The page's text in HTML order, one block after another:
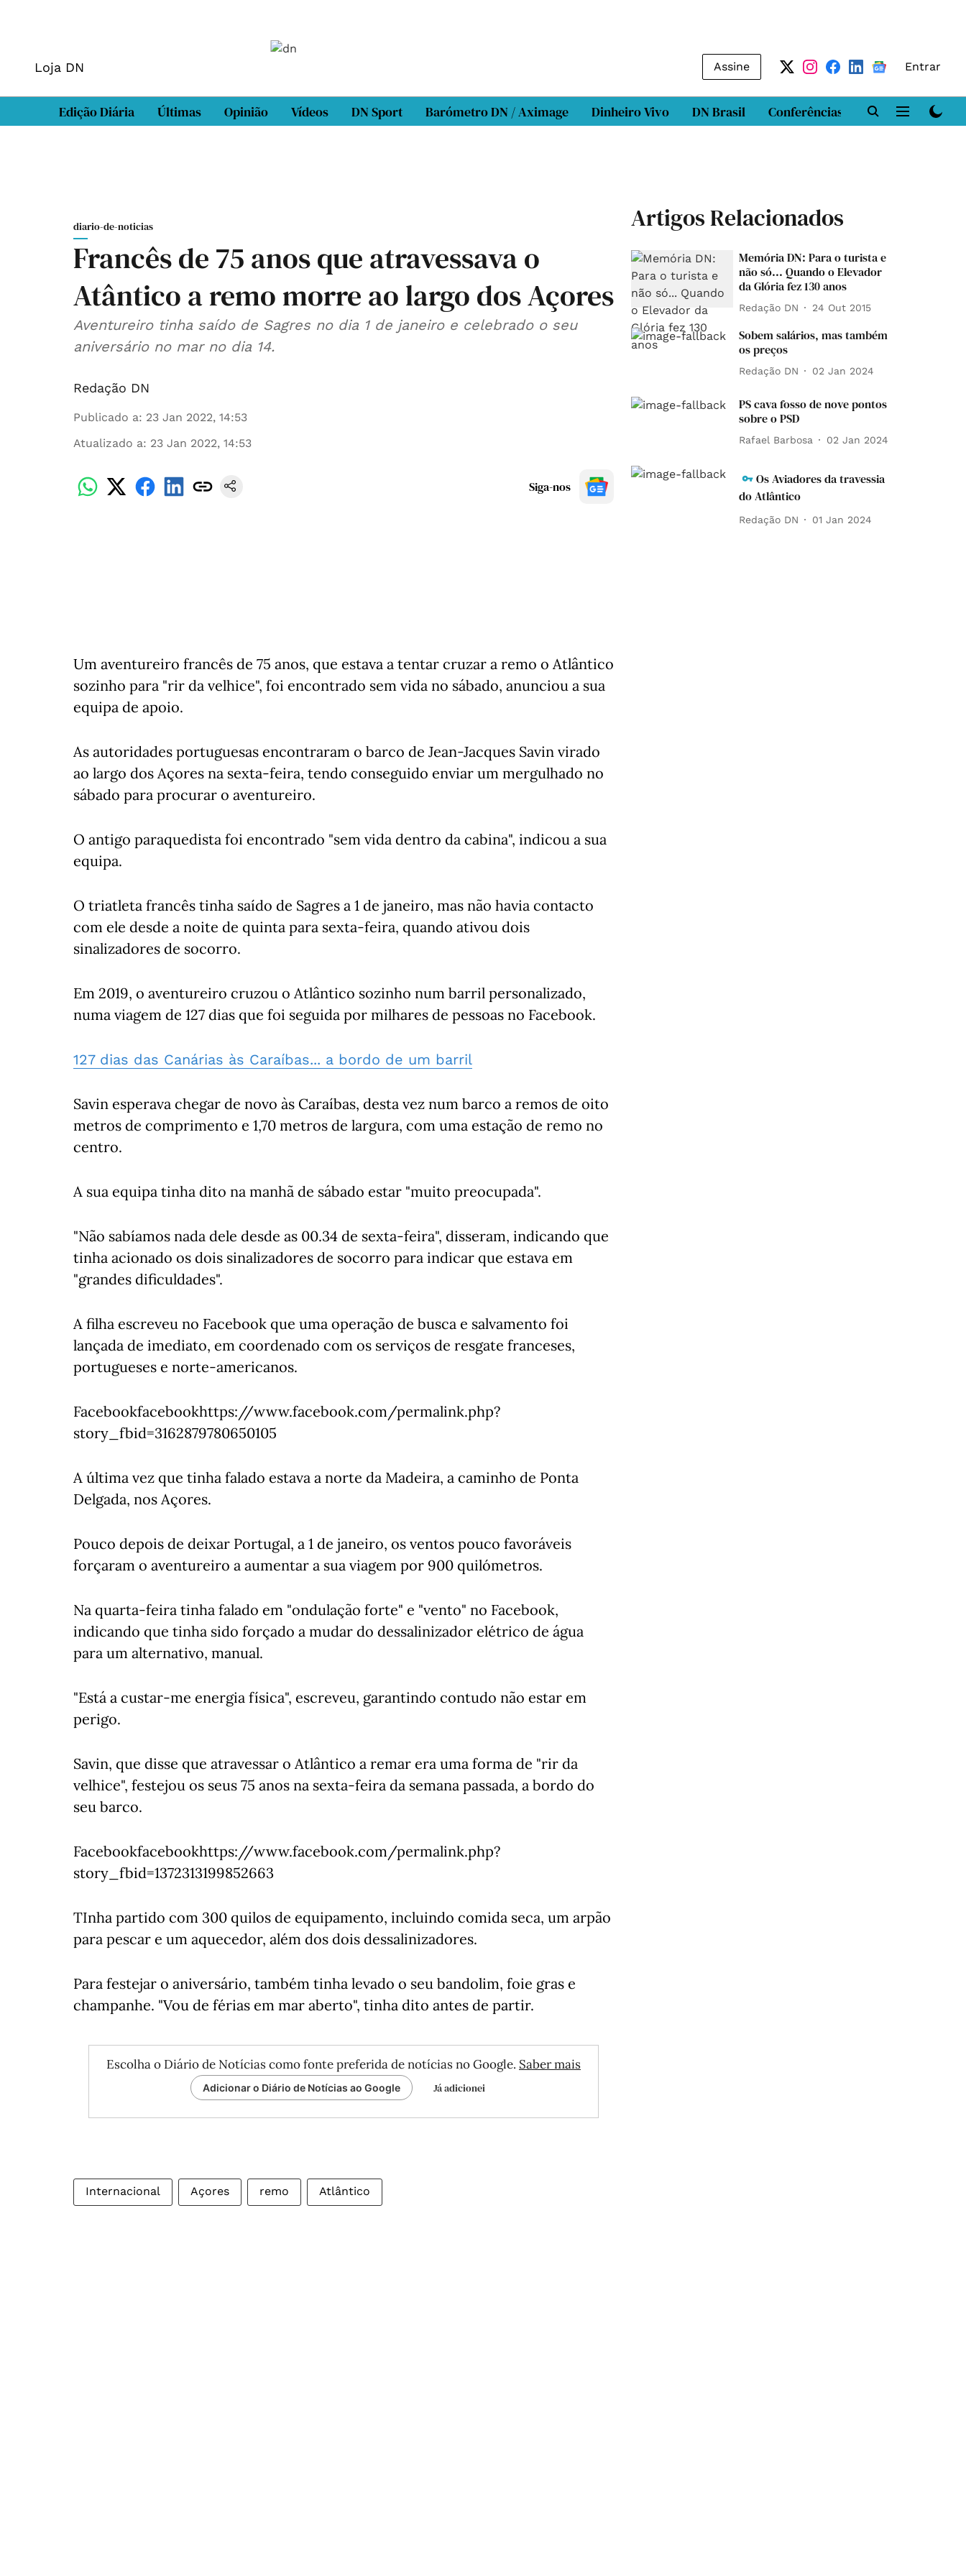
Loja DN Assine Entrar
Edição Diária Últimas Opinião Vídeos DN Sport Barómetro DN / Aximage Dinheiro Vivo DN Brasil Conferências DN LAB
diario-de-noticias
Francês de 75 anos que atravessava o
Atântico a remo morre ao largo dos Açores
Aventureiro tinha saído de Sagres no dia 1 de janeiro e celebrado o seu
aniversário no mar no dia 14.
Redação DN
Publicado a: 23 Jan 2022, 14:53
Atualizado a: 23 Jan 2022, 14:53
Siga-nos
Um aventureiro francês de 75 anos, que estava a tentar cruzar a remo o Atlântico
sozinho para "rir da velhice", foi encontrado sem vida no sábado, anunciou a sua
equipa de apoio.
As autoridades portuguesas encontraram o barco de Jean-Jacques Savin virado
ao largo dos Açores na sexta-feira, tendo conseguido enviar um mergulhado no
sábado para procurar o aventureiro.
O antigo paraquedista foi encontrado "sem vida dentro da cabina", indicou a sua
equipa.
O triatleta francês tinha saído de Sagres a 1 de janeiro, mas não havia contacto
com ele desde a noite de quinta para sexta-feira, quando ativou dois
sinalizadores de socorro.
Em 2019, o aventureiro cruzou o Atlântico sozinho num barril personalizado,
numa viagem de 127 dias que foi seguida por milhares de pessoas no Facebook.
127 dias das Canárias às Caraíbas... a bordo de um barril
Savin esperava chegar de novo às Caraíbas, desta vez num barco a remos de oito
metros de comprimento e 1,70 metros de largura, com uma estação de remo no
centro.
A sua equipa tinha dito na manhã de sábado estar "muito preocupada".
"Não sabíamos nada dele desde as 00.34 de sexta-feira", disseram, indicando que
tinha acionado os dois sinalizadores de socorro para indicar que estava em
"grandes dificuldades".
A filha escreveu no Facebook que uma operação de busca e salvamento foi
lançada de imediato, em coordenado com os serviços de resgate franceses,
portugueses e norte-americanos.
Facebookfacebookhttps://www.facebook.com/permalink.php?
story_fbid=3162879780650105
A última vez que tinha falado estava a norte da Madeira, a caminho de Ponta
Delgada, nos Açores.
Pouco depois de deixar Portugal, a 1 de janeiro, os ventos pouco favoráveis
forçaram o aventureiro a aumentar a sua viagem por 900 quilómetros.
Na quarta-feira tinha falado em "ondulação forte" e "vento" no Facebook,
indicando que tinha sido forçado a mudar do dessalinizador elétrico de água
para um alternativo, manual.
"Está a custar-me energia física", escreveu, garantindo contudo não estar em
perigo.
Savin, que disse que atravessar o Atlântico a remar era uma forma de "rir da
velhice", festejou os seus 75 anos na sexta-feira da semana passada, a bordo do
seu barco.
Facebookfacebookhttps://www.facebook.com/permalink.php?
story_fbid=1372313199852663
TInha partido com 300 quilos de equipamento, incluindo comida seca, um arpão
para pescar e um aquecedor, além dos dois dessalinizadores.
Para festejar o aniversário, também tinha levado o seu bandolim, foie gras e
champanhe. "Vou de férias em mar aberto", tinha dito antes de partir.
Escolha o Diário de Notícias como fonte preferida de notícias no Google. Saber mais
Adicionar o Diário de Notícias ao Google Já adicionei
Internacional Açores remo Atlântico
Artigos Relacionados
Memória DN: Para o turista e
não só... Quando o Elevador
da Glória fez 130 anos
Redação DN 24 Out 2015
Sobem salários, mas também
os preços
Redação DN 02 Jan 2024
PS cava fosso de nove pontos
sobre o PSD
Rafael Barbosa 02 Jan 2024
Os Aviadores da travessia
do Atlântico
Redação DN 01 Jan 2024